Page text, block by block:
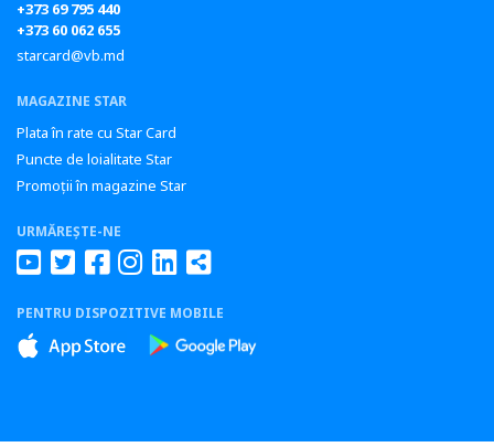
+373 69 795 440
+373 60 062 655
starcard@vb.md
MAGAZINE STAR
Plata în rate cu Star Card
Puncte de loialitate Star
Promoții în magazine Star
URMĂREȘTE-NE
PENTRU DISPOZITIVE MOBILE